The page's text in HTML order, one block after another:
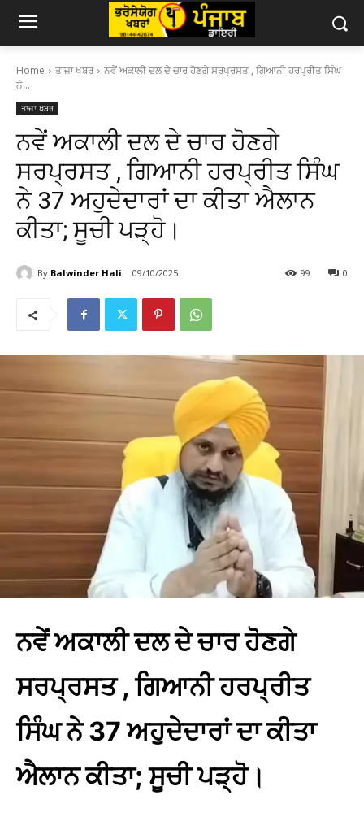
Home ਤਾਜ਼ਾ ਖਬਰ
ਨਵੇਂ ਅਕਾਲੀ ਦਲ ਦੇ ਚਾਰ ਹੋਣਗੇ ਸਰਪ੍ਰਸਤ , ਗਿਆਨੀ ਹਰਪ੍ਰੀਤ ਸਿੰਘ
ਨੇ...
ਤਾਜ਼ਾ ਖਬਰ
ਨਵੇਂ ਅਕਾਲੀ ਦਲ ਦੇ ਚਾਰ ਹੋਣਗੇ
ਸਰਪ੍ਰਸਤ , ਗਿਆਨੀ ਹਰਪ੍ਰੀਤ ਸਿੰਘ
ਨੇ 37 ਅਹੁਦੇਦਾਰਾਂ ਦਾ ਕੀਤਾ ਐਲਾਨ
ਕੀਤਾ; ਸੂਚੀ ਪੜ੍ਹੋ।
By Balwinder Hali 09/10/2025 0
99
ਨਵੇਂ ਅਕਾਲੀ ਦਲ ਦੇ ਚਾਰ ਹੋਣਗੇ
ਸਰਪ੍ਰਸਤ , ਗਿਆਨੀ ਹਰਪ੍ਰੀਤ
ਸਿੰਘ ਨੇ 37 ਅਹੁਦੇਦਾਰਾਂ ਦਾ ਕੀਤਾ
ਐਲਾਨ ਕੀਤਾ; ਸੂਚੀ ਪੜ੍ਹੋ।